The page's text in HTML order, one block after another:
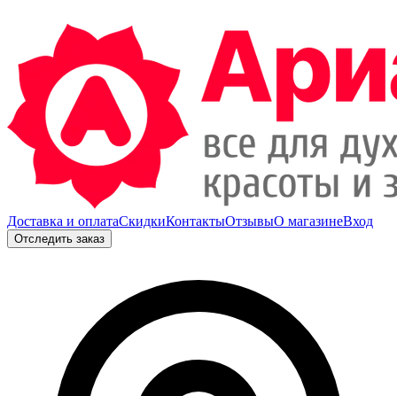
Доставка и оплатаСкидкиКонтактыОтзывыО магазинеВход
Отследить заказ